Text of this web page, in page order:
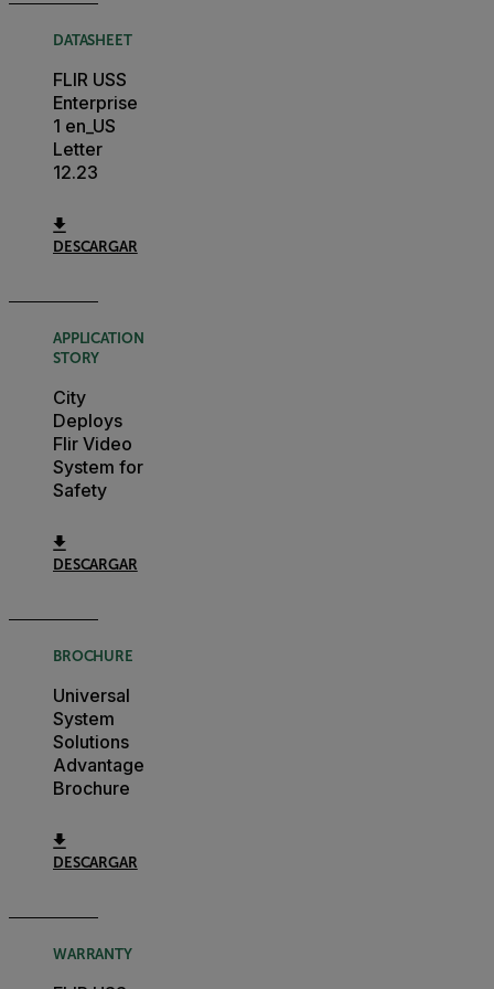
DATASHEET
FLIR USS
Enterprise
1 en_US
Letter
12.23
DESCARGAR
APPLICATION
STORY
City
Deploys
Flir Video
System for
Safety
DESCARGAR
BROCHURE
Universal
System
Solutions
Advantage
Brochure
DESCARGAR
WARRANTY